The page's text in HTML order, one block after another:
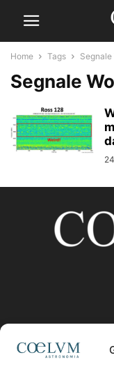
Home Tags Segnale
Segnale